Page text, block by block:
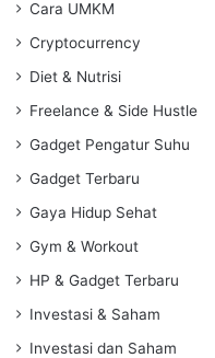
Cara UMKM
Cryptocurrency
Diet & Nutrisi
Freelance & Side Hustle
Gadget Pengatur Suhu
Gadget Terbaru
Gaya Hidup Sehat
Gym & Workout
HP & Gadget Terbaru
Investasi & Saham
Investasi dan Saham